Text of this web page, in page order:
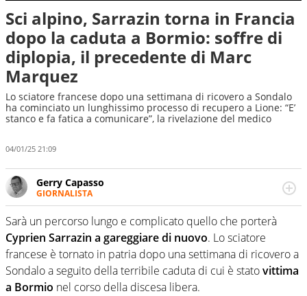
Sci alpino, Sarrazin torna in Francia
dopo la caduta a Bormio: soffre di
diplopia, il precedente di Marc
Marquez
Lo sciatore francese dopo una settimana di ricovero a Sondalo
ha cominciato un lunghissimo processo di recupero a Lione: “E’
stanco e fa fatica a comunicare”, la rivelazione del medico
04/01/25 21:09
Gerry Capasso
GIORNALISTA
Per lui gli sport americani non hanno segreti: basket,
football, baseball e la capacità innata di trovare la notizia
dove altri non vedono granché
Sarà un percorso lungo e complicato quello che porterà
Cyprien Sarrazin a gareggiare di nuovo. Lo sciatore
francese è tornato in patria dopo una settimana di ricovero a
Sondalo a seguito della terribile caduta di cui è statovittima
a Bormio nel corso della discesa libera.